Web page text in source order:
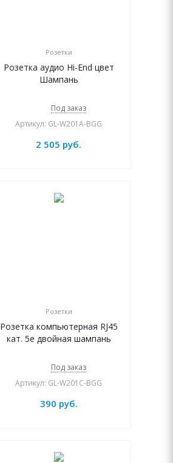
Розетки
Розетка аудио Hi-End цвет
Шампань
Под заказ
Артикул: GL-W201A-BGG
2 505 руб.
Розетки
Розетка компьютерная RJ45
кат. 5e двойная шампань
Под заказ
Артикул: GL-W201C-BGG
390 руб.